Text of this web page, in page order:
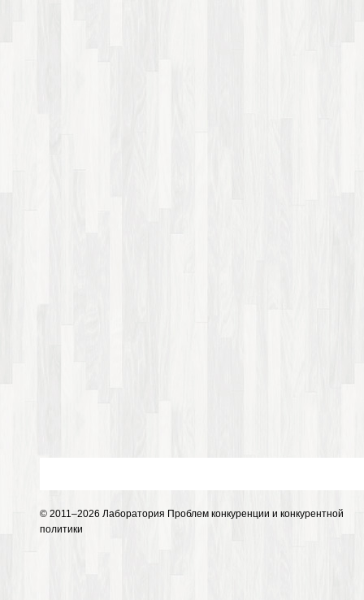
© 2011–2026 Лаборатория Проблем конкуренции и конкурентной
политики